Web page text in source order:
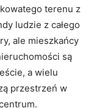
terenu z
ludzie z całego
ale mieszkańcy
są
a wielu
przestrzeń w